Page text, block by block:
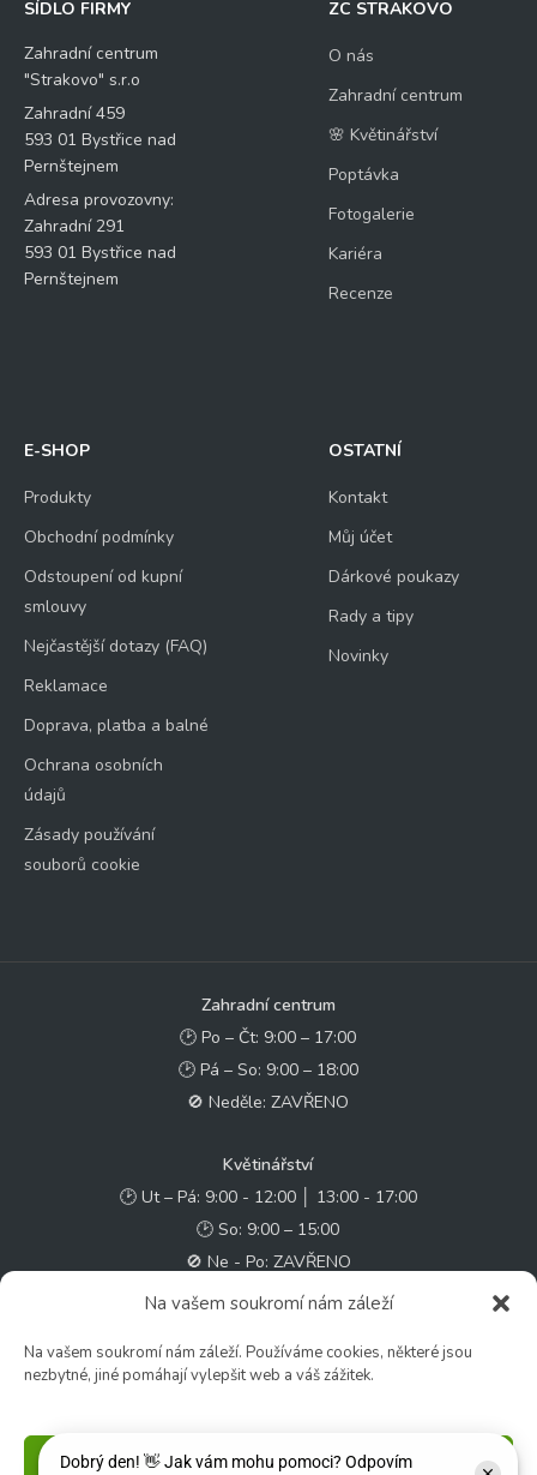
Na vašem soukromí nám záleží
Na vašem soukromí nám záleží. Používáme cookies, některé jsou
nezbytné, jiné pomáhají vylepšit web a váš zážitek.
Příjmout
SÍDLO FIRMY
Zahradní centrum
"Strakovo" s.r.o
Zahradní 459
593 01 Bystřice nad
Pernštejnem
Adresa provozovny:
Zahradní 291
593 01 Bystřice nad
Pernštejnem
ZC STRAKOVO
O nás
Zahradní centrum
🌸 Květinářství
Poptávka
Fotogalerie
Kariéra
Recenze
E-SHOP
Produkty
Obchodní podmínky
Odstoupení od kupní
smlouvy
Nejčastější dotazy (FAQ)
Reklamace
Doprava, platba a balné
Ochrana osobních
údajů
Zásady používání
souborů cookie
OSTATNÍ
Kontakt
Můj účet
Dárkové poukazy
Rady a tipy
Novinky
Zahradní centrum
🕑 Po – Čt: 9:00 – 17:00
🕑 Pá – So: 9:00 – 18:00
🚫 Neděle: ZAVŘENO
Květinářství
🕑 Ut – Pá: 9:00 - 12:00 │ 13:00 - 17:00
🕑 So: 9:00 – 15:00
🚫 Ne - Po: ZAVŘENO
✉️ e-shop@zcstrakovo.cz